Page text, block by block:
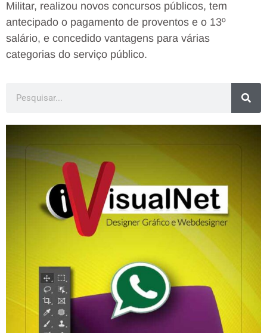
Militar, realizou novos concursos públicos, tem
antecipado o pagamento de proventos e o 13º
salário, e concedido vantagens para várias
categorias do serviço público.